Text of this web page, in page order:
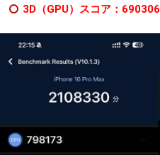
3D（GPU）スコア：690306